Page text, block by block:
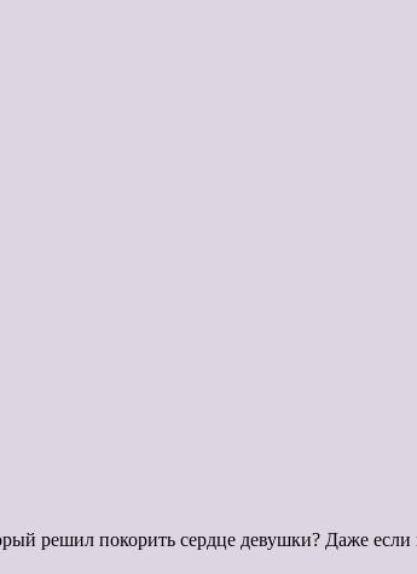
решил покорить сердце девушки? Даже если